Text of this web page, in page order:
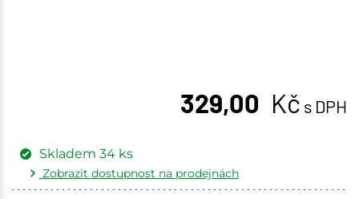
329,00 Kč s DPH
Skladem 34 ks
Zobrazit dostupnost na prodejnách